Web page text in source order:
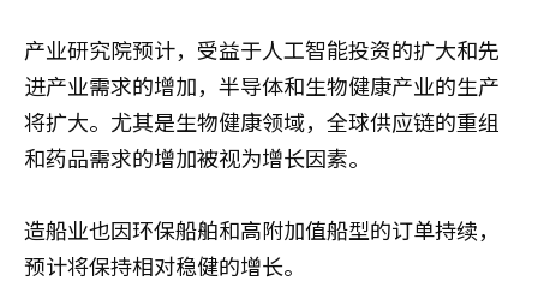
产业研究院预计，受益于人工智能投资的扩大和先
进产业需求的增加，半导体和生物健康产业的生产
将扩大。尤其是生物健康领域，全球供应链的重组
和药品需求的增加被视为增长因素。
造船业也因环保船舶和高附加值船型的订单持续，
预计将保持相对稳健的增长。